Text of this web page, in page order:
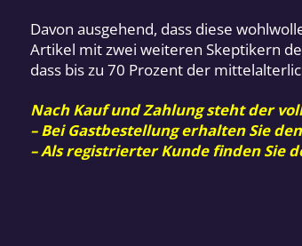
Davon ausgehend, dass diese
Artikel mit zwei weiteren Skeptikern
dass bis zu 70 Prozent der
Nach Kauf und Zahlung steht der
– Bei Gastbestellung erhalten Sie
– Als registrierter Kunde finden Sie